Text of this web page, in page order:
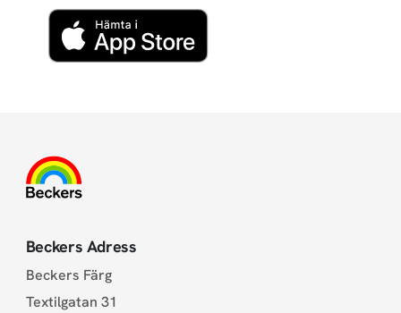
Beckers Adress
Beckers Färg
Textilgatan 31